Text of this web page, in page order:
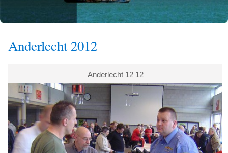
Anderlecht 2012
Anderlecht 12 12